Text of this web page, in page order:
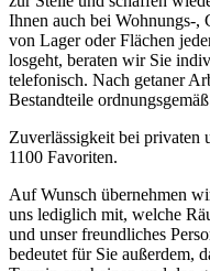
Ihnen auch bei Wohnungs-,
von Lager oder Flächen
losgeht, beraten wir Sie
telefonisch. Nach getaner
Bestandteile
Zuverlässigkeit bei privaten
1100 Favoriten.
Auf Wunsch übernehmen
uns lediglich mit, welche
und unser freundliches
bedeutet für Sie außerdem,